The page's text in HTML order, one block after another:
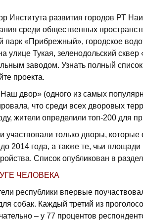
Института развития городов РТ
среди общественных
парк «Прибрежный», городское
улице Тукая, зеленодольский
заводом. Узнать полный
проекта.
двор» (одного из самых
что среди всех дворовых
жители определили топ-200 для
участ­вовали только дворы, которые
2014 года, а также те, чьи
Список опуб­ликован в
ЧЕЛОВЕКА
республики впервые
собак. Каждый третий из
– у 77 процентов